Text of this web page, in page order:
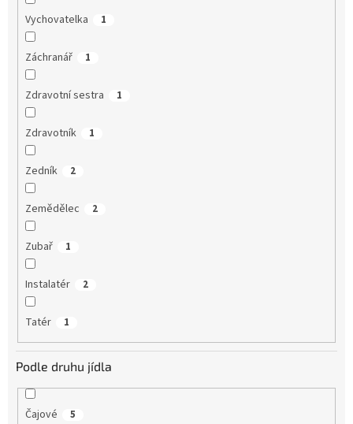
Vychovatelka 1
Záchranář 1
Zdravotní sestra 1
Zdravotník 1
Zedník 2
Zemědělec 2
Zubař 1
Instalatér 2
Tatér 1
Podle druhu jídla
Čajové 5